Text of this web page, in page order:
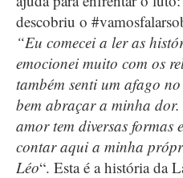
descobriu o
“Eu comecei a ler as
emocionei muito com os
também senti um afago
bem abraçar a minha
amor tem diversas formas
contar aqui a minha
Léo“. Esta é a história da